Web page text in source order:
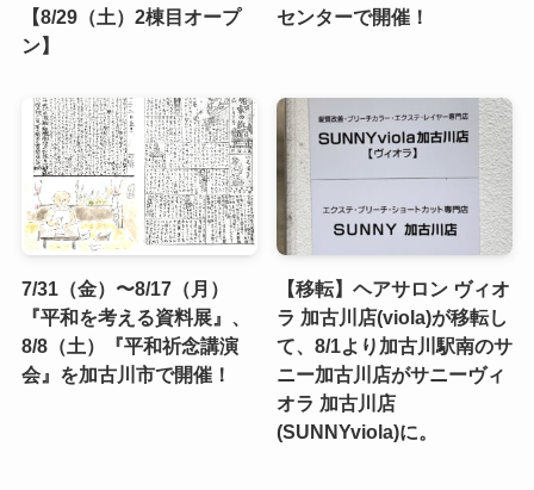
【8/29（土）2棟目オープ
ン】
センターで開催！
7/31（金）〜8/17（月）
『平和を考える資料展』、
8/8（土）『平和祈念講演
会』を加古川市で開催！
【移転】ヘアサロン ヴィオ
ラ 加古川店(viola)が移転し
て、8/1より加古川駅南のサ
ニー加古川店がサニーヴィ
オラ 加古川店
(SUNNYviola)に。